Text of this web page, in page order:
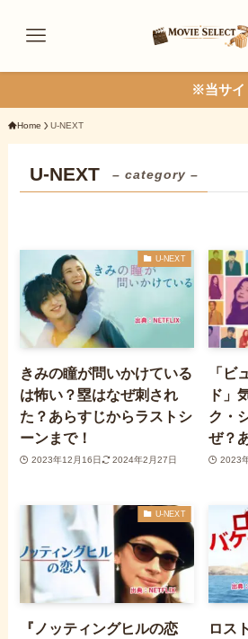
※当サイトは、
Home U-NEXT
U-NEXT – category –
U-NEXT
きみの瞳が問いかけている
は怖い？塁はなぜ刺され
た？あらすじからラストシ
ーンまで！
2023年12月16日 2024年2月27日
「ビ
ド」
ク・
ぜ？
2023
U-NEXT
『ノッティングヒルの恋
ロス